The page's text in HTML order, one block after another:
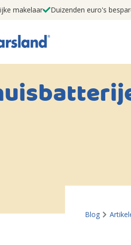
makelaar Duizenden euro's
Blog